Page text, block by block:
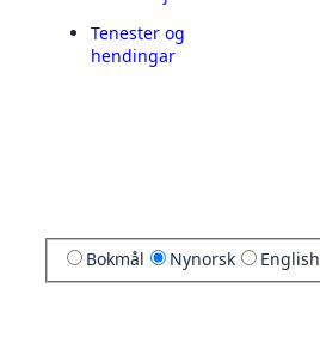
Tenester og
hendingar
Bokmål Nynorsk English